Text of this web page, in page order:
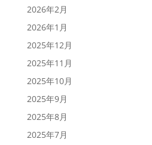
2026年2月
2026年1月
2025年12月
2025年11月
2025年10月
2025年9月
2025年8月
2025年7月